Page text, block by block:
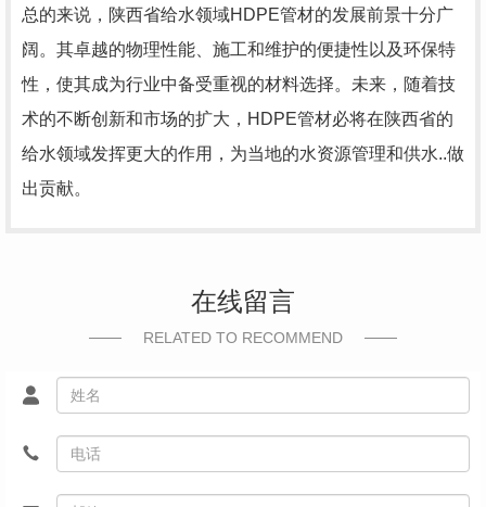
总的来说，陕西省给水领域HDPE管材的发展前景十分广
阔。其卓越的物理性能、施工和维护的便捷性以及环保特
性，使其成为行业中备受重视的材料选择。未来，随着技
术的不断创新和市场的扩大，HDPE管材必将在陕西省的
给水领域发挥更大的作用，为当地的水资源管理和供水..做
出贡献。
在线留言
RELATED TO RECOMMEND